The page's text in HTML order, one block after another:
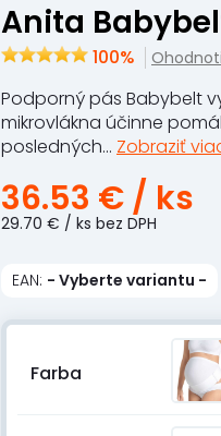
Anita
100%
Podporný pás Babybelt
mikrovlákna účinne
posledných... Zobraziť
36.53 € / ks
29.70 € / ks bez DPH
EAN: - Vyberte variantu -
Farba